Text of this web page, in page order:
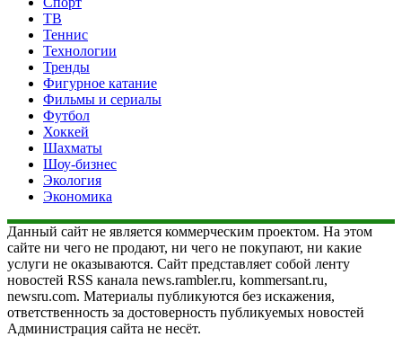
ТВ
Теннис
Технологии
Тренды
Фигурное катание
Фильмы и сериалы
Футбол
Хоккей
Шахматы
Шоу-бизнес
Экология
Экономика
Данный сайт не является коммерческим проектом. На этом
сайте ни чего не продают, ни чего не покупают, ни какие
услуги не оказываются. Сайт представляет собой ленту
новостей RSS канала news.rambler.ru, kommersant.ru,
newsru.com. Материалы публикуются без искажения,
ответственность за достоверность публикуемых новостей
Администрация сайта не несёт.